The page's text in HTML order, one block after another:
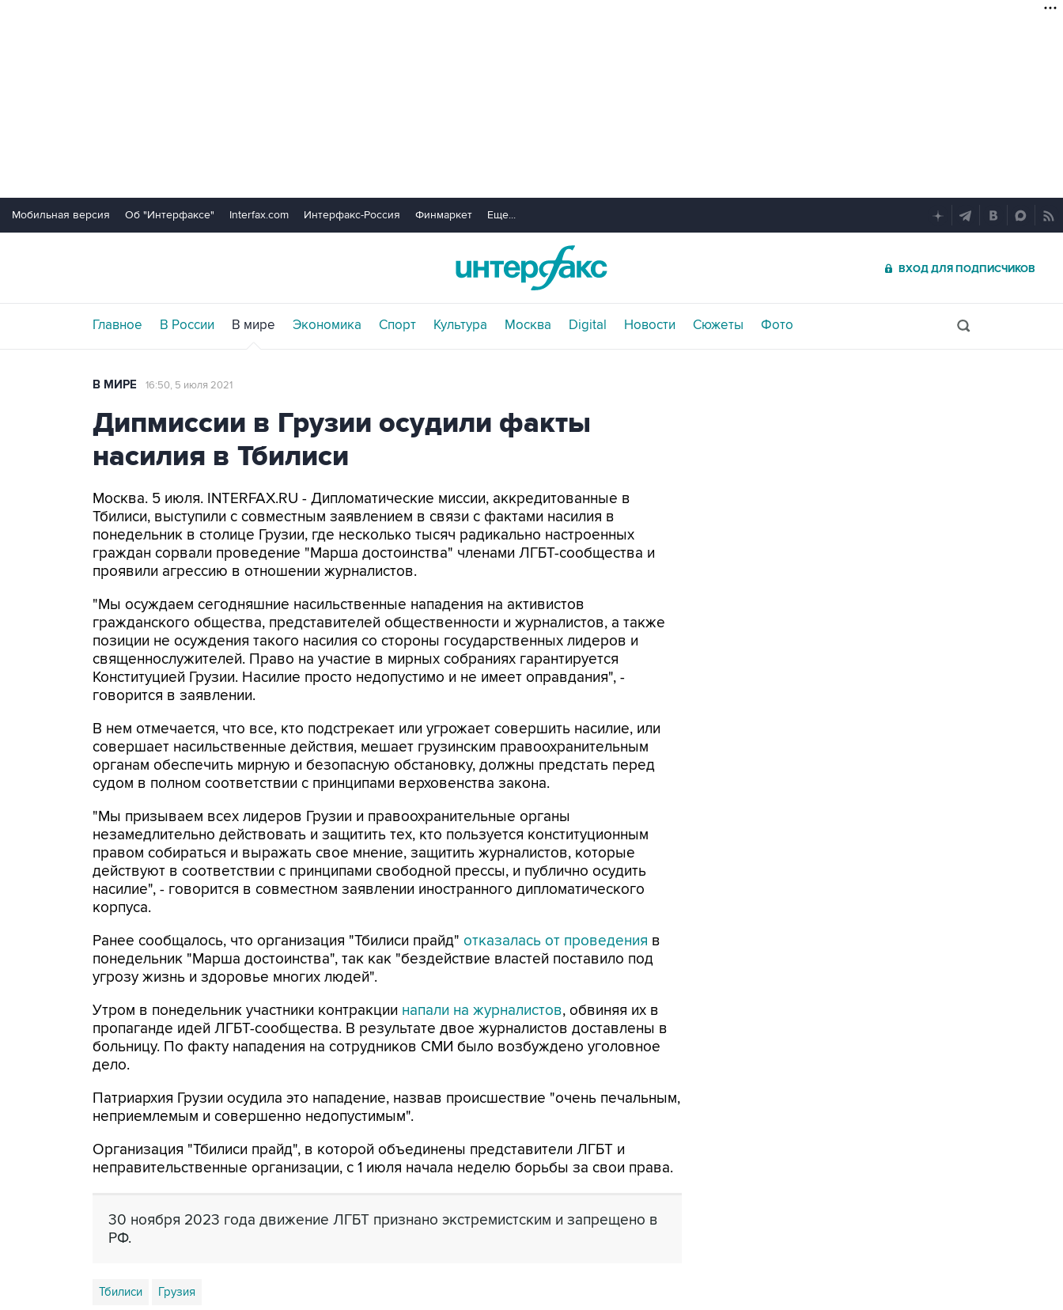
Мобильная версия Об "Интерфаксе" Interfax.com Интерфакс-Россия Финмаркет Еще...
ВХОД ДЛЯ ПОДПИСЧИКОВ
Главное В России В мире Экономика Спорт Культура Москва Digital Новости Сюжеты Фото
В МИРЕ 16:50, 5 июля 2021
Дипмиссии в Грузии осудили факты
насилия в Тбилиси
Москва. 5 июля. INTERFAX.RU - Дипломатические миссии, аккредитованные в
Тбилиси, выступили с совместным заявлением в связи с фактами насилия в
понедельник в столице Грузии, где несколько тысяч радикально настроенных
граждан сорвали проведение "Марша достоинства" членами ЛГБТ-сообщества и
проявили агрессию в отношении журналистов.
"Мы осуждаем сегодняшние насильственные нападения на активистов
гражданского общества, представителей общественности и журналистов, а также
позиции не осуждения такого насилия со стороны государственных лидеров и
священнослужителей. Право на участие в мирных собраниях гарантируется
Конституцией Грузии. Насилие просто недопустимо и не имеет оправдания", -
говорится в заявлении.
В нем отмечается, что все, кто подстрекает или угрожает совершить насилие, или
совершает насильственные действия, мешает грузинским правоохранительным
органам обеспечить мирную и безопасную обстановку, должны предстать перед
судом в полном соответствии с принципами верховенства закона.
"Мы призываем всех лидеров Грузии и правоохранительные органы
незамедлительно действовать и защитить тех, кто пользуется конституционным
правом собираться и выражать свое мнение, защитить журналистов, которые
действуют в соответствии с принципами свободной прессы, и публично осудить
насилие", - говорится в совместном заявлении иностранного дипломатического
корпуса.
Ранее сообщалось, что организация "Тбилиси прайд" отказалась от проведения в
понедельник "Марша достоинства", так как "бездействие властей поставило под
угрозу жизнь и здоровье многих людей".
Утром в понедельник участники контракции напали на журналистов, обвиняя их в
пропаганде идей ЛГБТ-сообщества. В результате двое журналистов доставлены в
больницу. По факту нападения на сотрудников СМИ было возбуждено уголовное
дело.
Патриархия Грузии осудила это нападение, назвав происшествие "очень печальным,
неприемлемым и совершенно недопустимым".
Организация "Тбилиси прайд", в которой объединены представители ЛГБТ и
неправительственные организации, с 1 июля начала неделю борьбы за свои права.
30 ноября 2023 года движение ЛГБТ признано экстремистским и запрещено в
РФ.
Тбилиси Грузия